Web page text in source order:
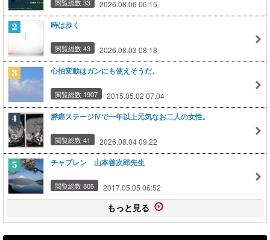
閲覧総数 33 2026.08.06 06:15
時は歩く
閲覧総数 43 2026.08.03 08:18
心拍変動はガンにも使えそうだ。
閲覧総数 1907 2015.05.02 07:04
膵癌ステージⅣで一年以上元気なお二人の女性。
閲覧総数 41 2026.08.04 09:22
チャプレン 山本善次郎先生
閲覧総数 805 2017.05.05 06:52
もっと見る